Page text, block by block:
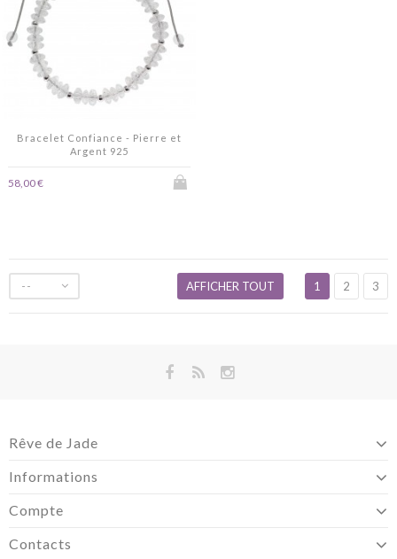
Bracelet Confiance - Pierre et
Argent 925
58,00 €
-- AFFICHER TOUT 1 2 3
Rêve de Jade
Informations
Compte
Contacts